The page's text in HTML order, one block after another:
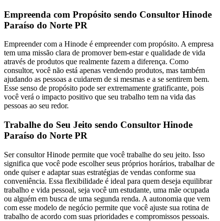
Empreenda com Propósito sendo Consultor Hinode
Paraíso do Norte PR
Empreender com a Hinode é empreender com propósito. A empresa
tem uma missão clara de promover bem-estar e qualidade de vida
através de produtos que realmente fazem a diferença. Como
consultor, você não está apenas vendendo produtos, mas também
ajudando as pessoas a cuidarem de si mesmas e a se sentirem bem.
Esse senso de propósito pode ser extremamente gratificante, pois
você verá o impacto positivo que seu trabalho tem na vida das
pessoas ao seu redor.
Trabalhe do Seu Jeito sendo Consultor Hinode
Paraíso do Norte PR
Ser consultor Hinode permite que você trabalhe do seu jeito. Isso
significa que você pode escolher seus próprios horários, trabalhar de
onde quiser e adaptar suas estratégias de vendas conforme sua
conveniência. Essa flexibilidade é ideal para quem deseja equilibrar
trabalho e vida pessoal, seja você um estudante, uma mãe ocupada
ou alguém em busca de uma segunda renda. A autonomia que vem
com esse modelo de negócio permite que você ajuste sua rotina de
trabalho de acordo com suas prioridades e compromissos pessoais.